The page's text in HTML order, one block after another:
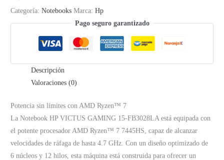
Categoría:Notebooks Marca:Hp
Pago seguro garantizado
Descripción
Valoraciones (0)
Potencia sin límites con AMD Ryzen™ 7
La Notebook HP VICTUS GAMING 15-FB3028LA está equipada con
el potente procesador AMD Ryzen™ 7 7445HS, capaz de alcanzar
velocidades de ráfaga de hasta 4.7 GHz. Con un diseño optimizado de
6 núcleos y 12 hilos, esta máquina está construida para ofrecer un